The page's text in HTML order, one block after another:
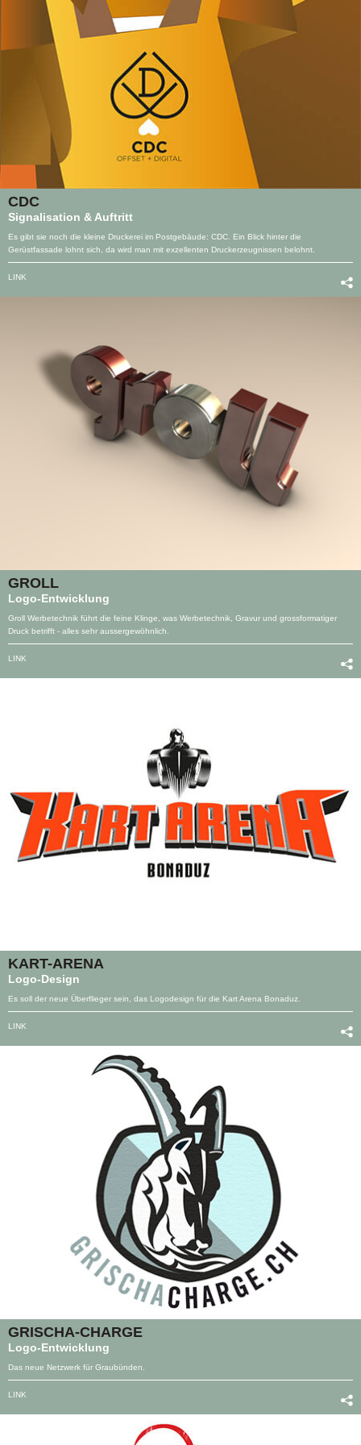
CDC
Signalisation & Auftritt
Es gibt sie noch die kleine Druckerei im Postgebäude: CDC. Ein Blick hinter die
Gerüstfassade lohnt sich, da wird man mit exzellenten Druckerzeugnissen belohnt.
LINK
GROLL
Logo-Entwicklung
Groll Werbetechnik führt die feine Klinge, was Werbetechnik, Gravur und grossformatiger
Druck betrifft - alles sehr aussergewöhnlich.
LINK
KART-ARENA
Logo-Design
Es soll der neue Überflieger sein, das Logodesign für die Kart Arena Bonaduz.
LINK
GRISCHA-CHARGE
Logo-Entwicklung
Das neue Netzwerk für Graubünden.
LINK